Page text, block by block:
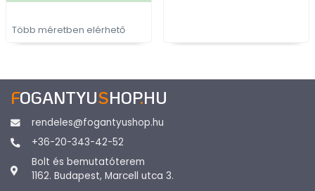
Több méretben elérhető
FOGANTYUSHOP.HU
rendeles@fogantyushop.hu
+36-20-343-42-52
Bolt és bemutatóterem
1162. Budapest, Marcell utca 3.